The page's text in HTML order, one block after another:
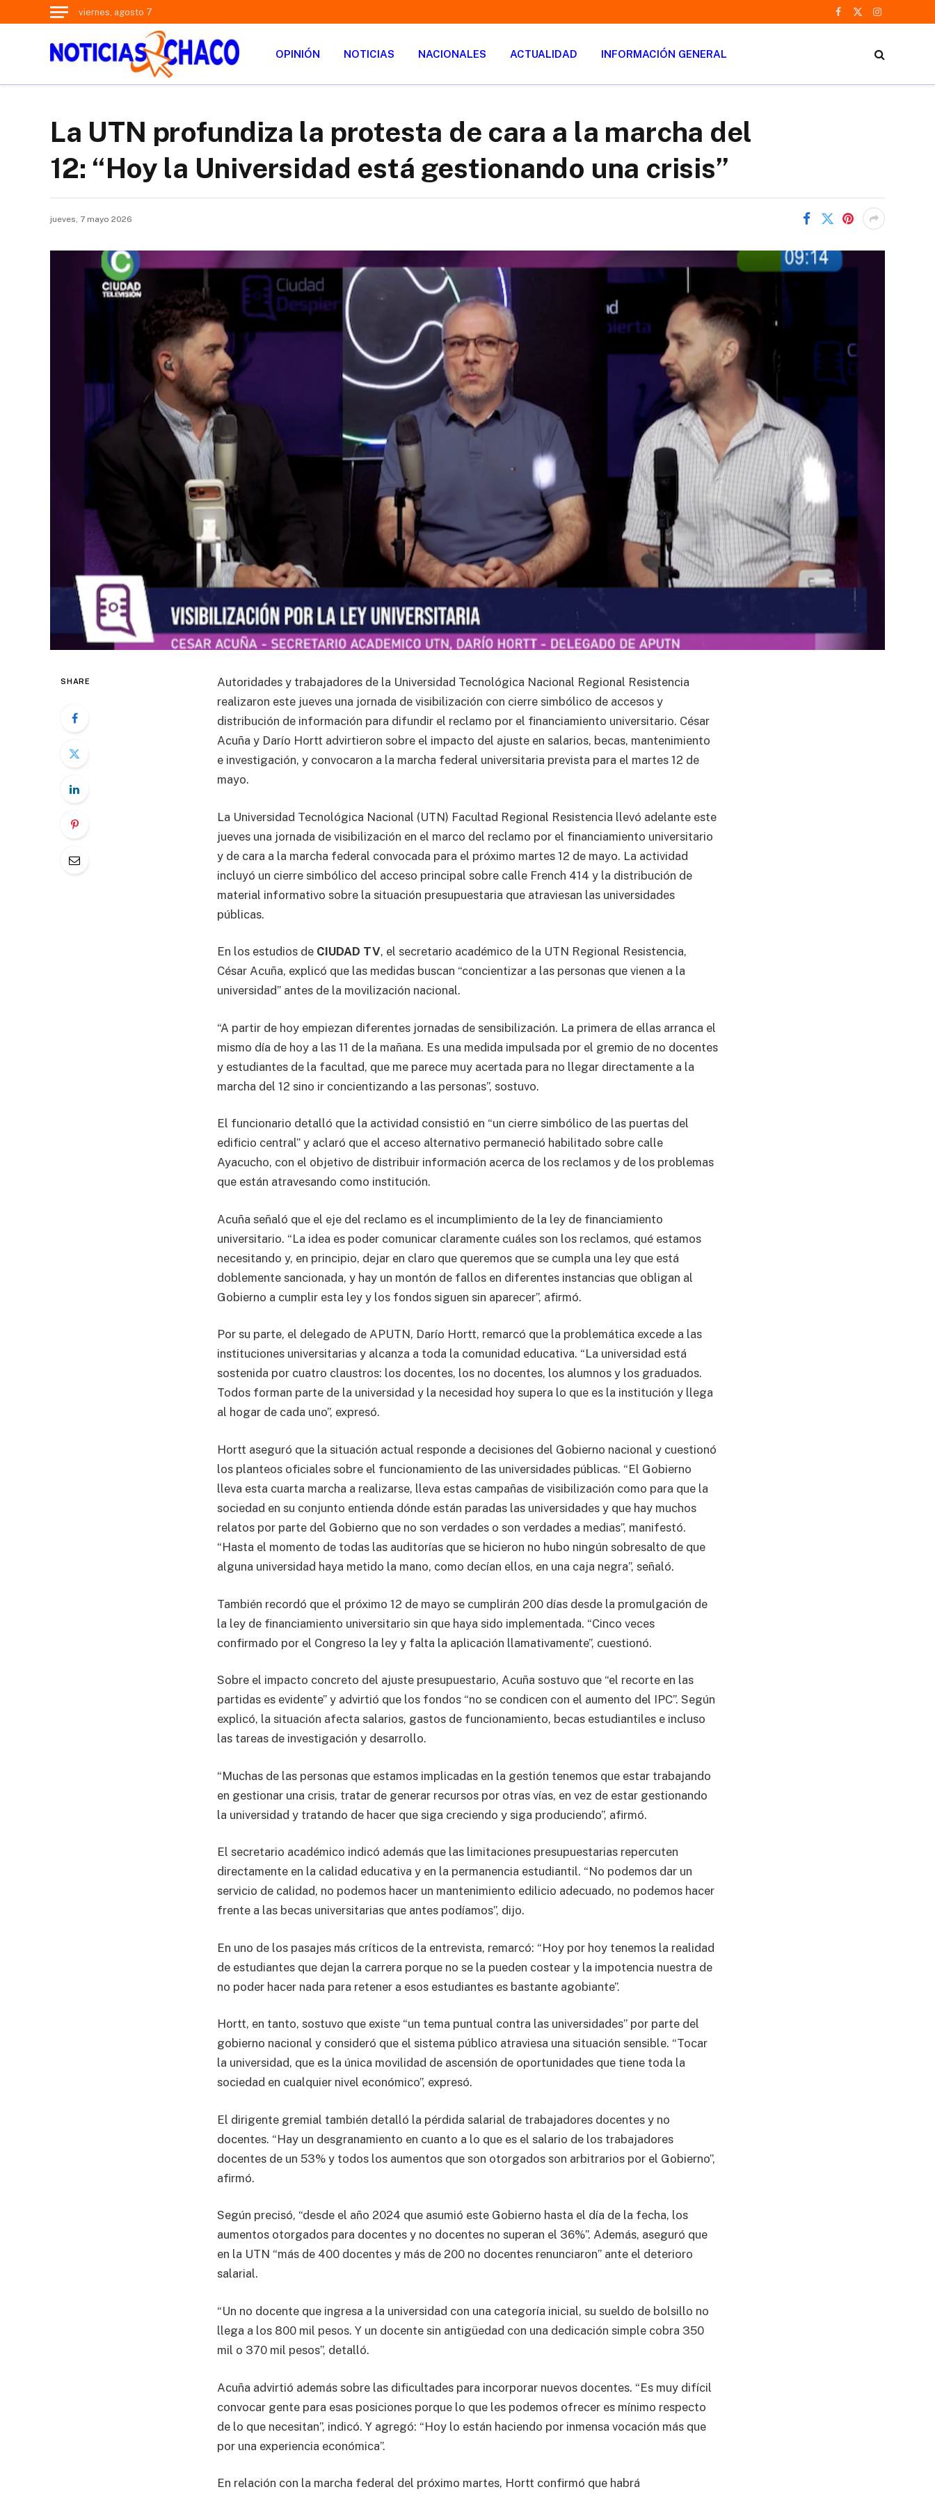
viernes, agosto 7
Facebook
X
Instagram
OPINIÓN NOTICIAS NACIONALES ACTUALIDAD INFORMACIÓN GENERAL
La UTN profundiza la protesta de cara a la marcha del
12: “Hoy la Universidad está gestionando una crisis”
jueves, 7 mayo 2026
SHARE
Autoridades y trabajadores de la Universidad Tecnológica Nacional Regional Resistencia
realizaron este jueves una jornada de visibilización con cierre simbólico de accesos y
distribución de información para difundir el reclamo por el financiamiento universitario. César
Acuña y Darío Hortt advirtieron sobre el impacto del ajuste en salarios, becas, mantenimiento
e investigación, y convocaron a la marcha federal universitaria prevista para el martes 12 de
mayo.
La Universidad Tecnológica Nacional (UTN) Facultad Regional Resistencia llevó adelante este
jueves una jornada de visibilización en el marco del reclamo por el financiamiento universitario
y de cara a la marcha federal convocada para el próximo martes 12 de mayo. La actividad
incluyó un cierre simbólico del acceso principal sobre calle French 414 y la distribución de
material informativo sobre la situación presupuestaria que atraviesan las universidades
públicas.
En los estudios de CIUDAD TV, el secretario académico de la UTN Regional Resistencia,
César Acuña, explicó que las medidas buscan “concientizar a las personas que vienen a la
universidad” antes de la movilización nacional.
“A partir de hoy empiezan diferentes jornadas de sensibilización. La primera de ellas arranca el
mismo día de hoy a las 11 de la mañana. Es una medida impulsada por el gremio de no docentes
y estudiantes de la facultad, que me parece muy acertada para no llegar directamente a la
marcha del 12 sino ir concientizando a las personas”, sostuvo.
El funcionario detalló que la actividad consistió en “un cierre simbólico de las puertas del
edificio central” y aclaró que el acceso alternativo permaneció habilitado sobre calle
Ayacucho, con el objetivo de distribuir información acerca de los reclamos y de los problemas
que están atravesando como institución.
Acuña señaló que el eje del reclamo es el incumplimiento de la ley de financiamiento
universitario. “La idea es poder comunicar claramente cuáles son los reclamos, qué estamos
necesitando y, en principio, dejar en claro que queremos que se cumpla una ley que está
doblemente sancionada, y hay un montón de fallos en diferentes instancias que obligan al
Gobierno a cumplir esta ley y los fondos siguen sin aparecer”, afirmó.
Por su parte, el delegado de APUTN, Darío Hortt, remarcó que la problemática excede a las
instituciones universitarias y alcanza a toda la comunidad educativa. “La universidad está
sostenida por cuatro claustros: los docentes, los no docentes, los alumnos y los graduados.
Todos forman parte de la universidad y la necesidad hoy supera lo que es la institución y llega
al hogar de cada uno”, expresó.
Hortt aseguró que la situación actual responde a decisiones del Gobierno nacional y cuestionó
los planteos oficiales sobre el funcionamiento de las universidades públicas. “El Gobierno
lleva esta cuarta marcha a realizarse, lleva estas campañas de visibilización como para que la
sociedad en su conjunto entienda dónde están paradas las universidades y que hay muchos
relatos por parte del Gobierno que no son verdades o son verdades a medias”, manifestó.
“Hasta el momento de todas las auditorías que se hicieron no hubo ningún sobresalto de que
alguna universidad haya metido la mano, como decían ellos, en una caja negra”, señaló.
También recordó que el próximo 12 de mayo se cumplirán 200 días desde la promulgación de
la ley de financiamiento universitario sin que haya sido implementada. “Cinco veces
confirmado por el Congreso la ley y falta la aplicación llamativamente”, cuestionó.
Sobre el impacto concreto del ajuste presupuestario, Acuña sostuvo que “el recorte en las
partidas es evidente” y advirtió que los fondos “no se condicen con el aumento del IPC”. Según
explicó, la situación afecta salarios, gastos de funcionamiento, becas estudiantiles e incluso
las tareas de investigación y desarrollo.
“Muchas de las personas que estamos implicadas en la gestión tenemos que estar trabajando
en gestionar una crisis, tratar de generar recursos por otras vías, en vez de estar gestionando
la universidad y tratando de hacer que siga creciendo y siga produciendo”, afirmó.
El secretario académico indicó además que las limitaciones presupuestarias repercuten
directamente en la calidad educativa y en la permanencia estudiantil. “No podemos dar un
servicio de calidad, no podemos hacer un mantenimiento edilicio adecuado, no podemos hacer
frente a las becas universitarias que antes podíamos”, dijo.
En uno de los pasajes más críticos de la entrevista, remarcó: “Hoy por hoy tenemos la realidad
de estudiantes que dejan la carrera porque no se la pueden costear y la impotencia nuestra de
no poder hacer nada para retener a esos estudiantes es bastante agobiante”.
Hortt, en tanto, sostuvo que existe “un tema puntual contra las universidades” por parte del
gobierno nacional y consideró que el sistema público atraviesa una situación sensible. “Tocar
la universidad, que es la única movilidad de ascensión de oportunidades que tiene toda la
sociedad en cualquier nivel económico”, expresó.
El dirigente gremial también detalló la pérdida salarial de trabajadores docentes y no
docentes. “Hay un desgranamiento en cuanto a lo que es el salario de los trabajadores
docentes de un 53% y todos los aumentos que son otorgados son arbitrarios por el Gobierno”,
afirmó.
Según precisó, “desde el año 2024 que asumió este Gobierno hasta el día de la fecha, los
aumentos otorgados para docentes y no docentes no superan el 36%”. Además, aseguró que
en la UTN “más de 400 docentes y más de 200 no docentes renunciaron” ante el deterioro
salarial.
“Un no docente que ingresa a la universidad con una categoría inicial, su sueldo de bolsillo no
llega a los 800 mil pesos. Y un docente sin antigüedad con una dedicación simple cobra 350
mil o 370 mil pesos”, detalló.
Acuña advirtió además sobre las dificultades para incorporar nuevos docentes. “Es muy difícil
convocar gente para esas posiciones porque lo que les podemos ofrecer es mínimo respecto
de lo que necesitan”, indicó. Y agregó: “Hoy lo están haciendo por inmensa vocación más que
por una experiencia económica”.
En relación con la marcha federal del próximo martes, Hortt confirmó que habrá